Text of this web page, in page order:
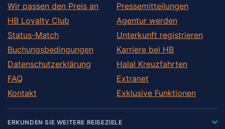
Wir passen den Preis an
HB Loyalty Club
Status-Match
Buchungsbedingungen
Datenschutzerklärung
FAQ
Kontakt
Pressemitteilungen
Agentur werden
Unterkunft registrieren
Karriere bei HB
Halal Kreuzfahrten
Extranet
Exklusive Funktionen
ERKUNDEN SIE WEITERE REISEZIELE